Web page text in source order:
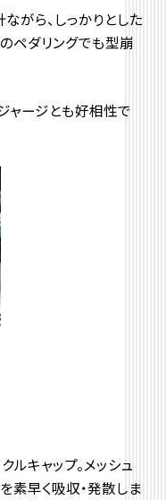
がら、 しっかりとした
ペダリングでも型崩
ャージとも好相性で
キャップ。メッシュ
素早く吸収・発散しま